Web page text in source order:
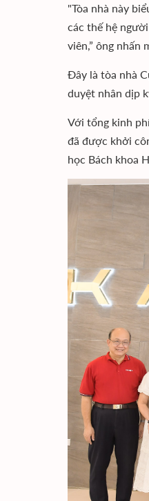
"Tòa nhà này
các thế hệ
viên,” ông nhấn
Đây là tòa nhà
duyệt nhân dịp
Với tổng kinh
đã được khởi
học Bách khoa